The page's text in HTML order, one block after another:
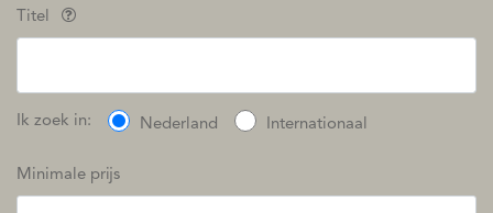
Titel
Ik zoek in: Nederland Internationaal
Minimale prijs